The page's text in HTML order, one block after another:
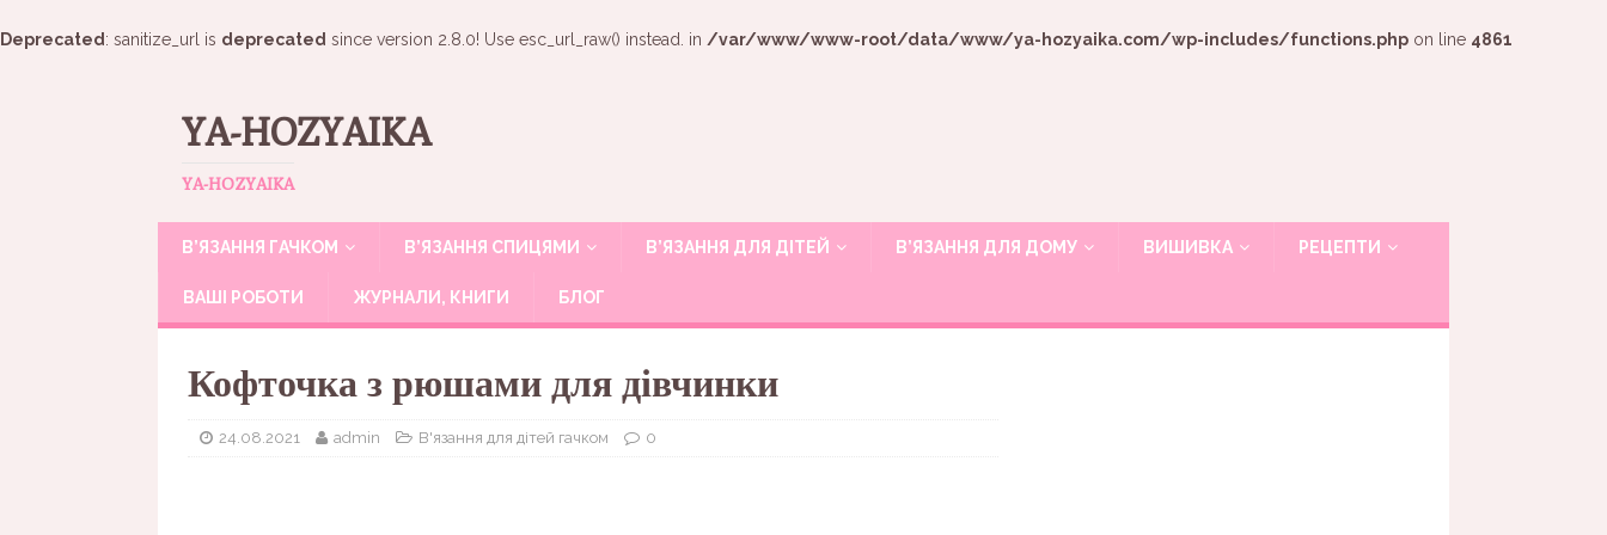
Deprecated : sanitize_url is deprecated since version 2.8.0! Use esc_url_raw() instead. in /var/www/www-root/data/www/ya-hozyaika.com/wp-includes/functions.php on line 4861
YA-HOZYAIKA
YA-HOZYAIKA
В’ЯЗАННЯ ГАЧКОМ В’ЯЗАННЯ СПИЦЯМИ В’ЯЗАННЯ ДЛЯ ДІТЕЙ В’ЯЗАННЯ ДЛЯ ДОМУ ВИШИВКА РЕЦЕПТИ
ВАШІ РОБОТИ ЖУРНАЛИ, КНИГИ БЛОГ
Кофточка з рюшами для дівчинки
24.08.2021 admin В'язання для дітей гачком 0